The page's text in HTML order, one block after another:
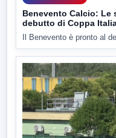
Benevento Calcio: Le
debutto di Coppa
Il Benevento è pronto al